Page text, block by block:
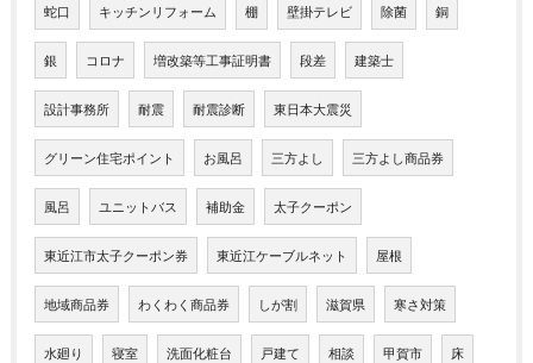
蛇口 キッチンリフォーム 棚 壁掛テレビ 除菌 銅
銀 コロナ 増改築等工事証明書 段差 建築士
設計事務所 耐震 耐震診断 東日本大震災
グリーン住宅ポイント お風呂 三方よし 三方よし商品券
風呂 ユニットバス 補助金 太子クーポン
東近江市太子クーポン券 東近江ケーブルネット 屋根
地域商品券 わくわく商品券 しが割 滋賀県 寒さ対策
水廻り 寝室 洗面化粧台 戸建て 相談 甲賀市 床